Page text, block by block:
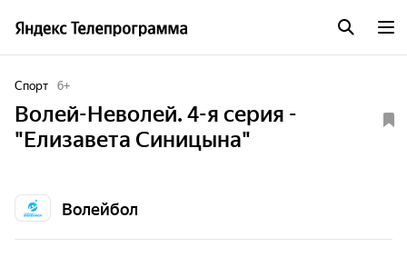
Спорт 6+
Волей-Неволей. 4-я серия -
"Елизавета Синицына"
Волейбол